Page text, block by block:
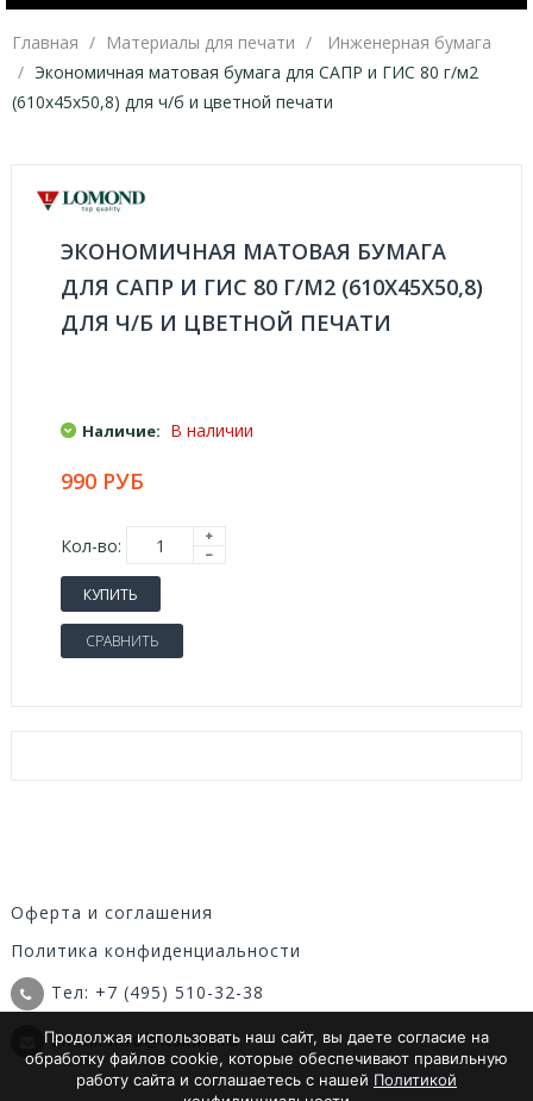
Продолжая использовать наш сайт, вы даете согласие на
обработку файлов cookie, которые обеспечивают правильную
работу сайта и соглашаетесь с нашей Политикой
Главная Материалы для печати
Инженерная бумага
Экономичная матовая бумага для САПР и ГИС 80 г/м2
(610x45x50,8) для ч/б и цветной печати
ЭКОНОМИЧНАЯ МАТОВАЯ БУМАГА
ДЛЯ САПР И ГИС 80 Г/М2 (610X45X50,8)
ДЛЯ Ч/Б И ЦВЕТНОЙ ПЕЧАТИ
Наличие: В наличии
990 РУБ
Кол-во:
КУПИТЬ
СРАВНИТЬ
Оферта и соглашения
Политика конфиденциальности
Тел: +7 (495) 510-32-38
Email: info@itsinks.ru